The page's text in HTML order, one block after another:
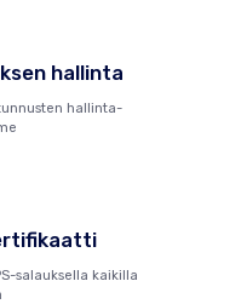
hallinta
hallinta-
salauksella kaikilla